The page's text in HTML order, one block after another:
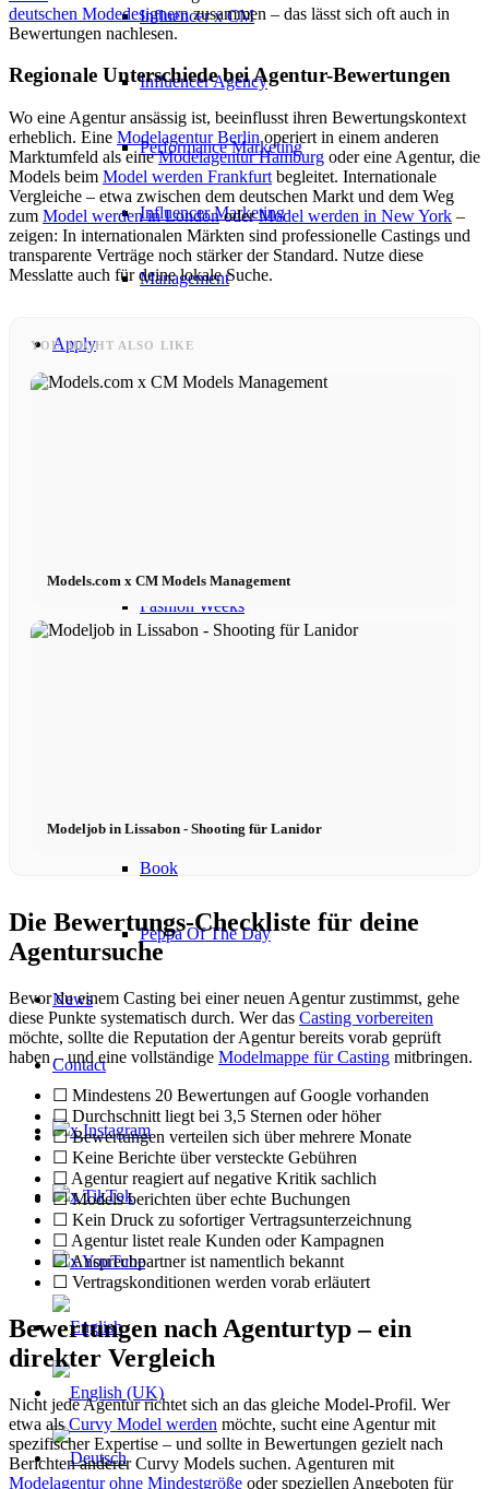
Influencer x CM
Influencer Agency
Performance Marketing
Influencer Marketing
Management
Apply
Fashion Weeks
Book
Peppa Of The Day
News
Contact
x Instagram
x TikTok
x YouTube
deutschen Modedesignernzusammen – das lässt sich oft auch in
Bewertungen nachlesen.
Regionale Unterschiede bei Agentur-Bewertungen
Wo eine Agentur ansässig ist, beeinflusst ihren Bewertungskontext
erheblich. Eine Modelagentur Berlinoperiert in einem anderen
Marktumfeld als eineModelagentur Hamburg oder eine Agentur, die
Models beim Model werden Frankfurt begleitet. Internationale
Vergleiche – etwa zwischen dem deutschen Markt und dem Weg
zum Model werden in LondonoderModel werden in New York –
zeigen: In internationalen Märkten sind professionelle Castings und
transparente Verträge noch stärker der Standard. Nutze diese
Messlatte auch für deine lokale Suche.
YOU MIGHT ALSO LIKE
Models.com x CM Models Management
Modeljob in Lissabon - Shooting für Lanidor
Die Bewertungs-Checkliste für deine
Agentursuche
Bevor du einem Casting bei einer neuen Agentur zustimmst, gehe
diese Punkte systematisch durch. Wer das Casting vorbereiten
möchte, sollte die Reputation der Agentur bereits vorab geprüft
haben – und eine vollständige Modelmappe für Casting mitbringen.
☐ Mindestens 20 Bewertungen auf Google vorhanden
☐ Durchschnitt liegt bei 3,5 Sternen oder höher
☐ Bewertungen verteilen sich über mehrere Monate
☐ Keine Berichte über versteckte Gebühren
☐ Agentur reagiert auf negative Kritik sachlich
☐ Models berichten über echte Buchungen
☐ Kein Druck zu sofortiger Vertragsunterzeichnung
☐ Agentur listet reale Kunden oder Kampagnen
☐ Ansprechpartner ist namentlich bekannt
☐ Vertragskonditionen werden vorab erläutert
Bewertungen nach Agenturtyp – ein
direkter Vergleich
Nicht jede Agentur richtet sich an das gleiche Model-Profil. Wer
etwa alsCurvy Model werden möchte, sucht eine Agentur mit
spezifischer Expertise – und sollte in Bewertungen gezielt nach
Berichten anderer Curvy Models suchen. Agenturen mit
Modelagentur ohne Mindestgröße oder speziellen Angeboten für